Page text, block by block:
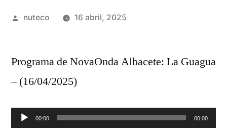
Publicada
nuteco 16 abril, 2025
Programa de NovaOnda Albacete: La Guagua
– (16/04/2025)
Reproductor
00:00 00:00